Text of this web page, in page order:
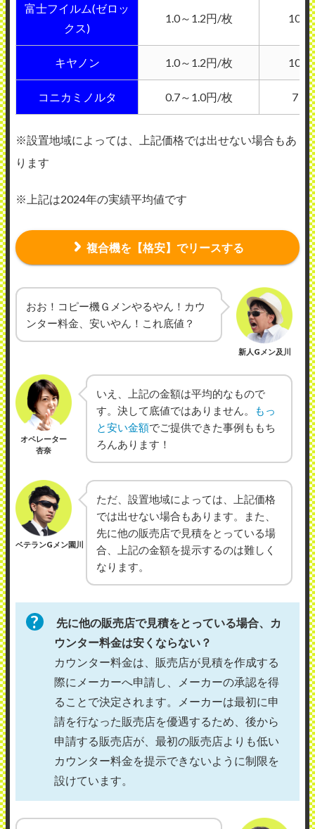
富士フイルム(ゼロッ
クス)
1.0～1.2円/枚 10
キヤノン 1.0～1.2円/枚 10
コニカミノルタ 0.7～1.0円/枚 7～
※設置地域によっては、上記価格では出せない場合もあ
ります
※上記は2024年の実績平均値です
複合機を【格安】でリースする
おお！コピー機Ｇメンやるやん！カウ
ンター料金、安いやん！これ底値？
新人Gメン及川
オペレーター
杏奈
いえ、上記の金額は平均的なもので
す。決して底値ではありません。
もっ
と安い金額でご提供できた事例ももち
ろんあります！
ベテランGメン園川
ただ、設置地域によっては、上記価格
では出せない場合もあります。また、
先に他の販売店で見積をとっている場
合、上記の金額を提示するのは難しく
なります。
先に他の販売店で見積をとっている場合、カ
ウンター料金は安くならない？
カウンター料金は、販売店が見積を作成する
際にメーカーへ申請し、メーカーの承認を得
ることで決定されます。メーカーは最初に申
請を行なった販売店を優遇するため、後から
申請する販売店が、最初の販売店よりも低い
カウンター料金を提示できないように制限を
設けています。